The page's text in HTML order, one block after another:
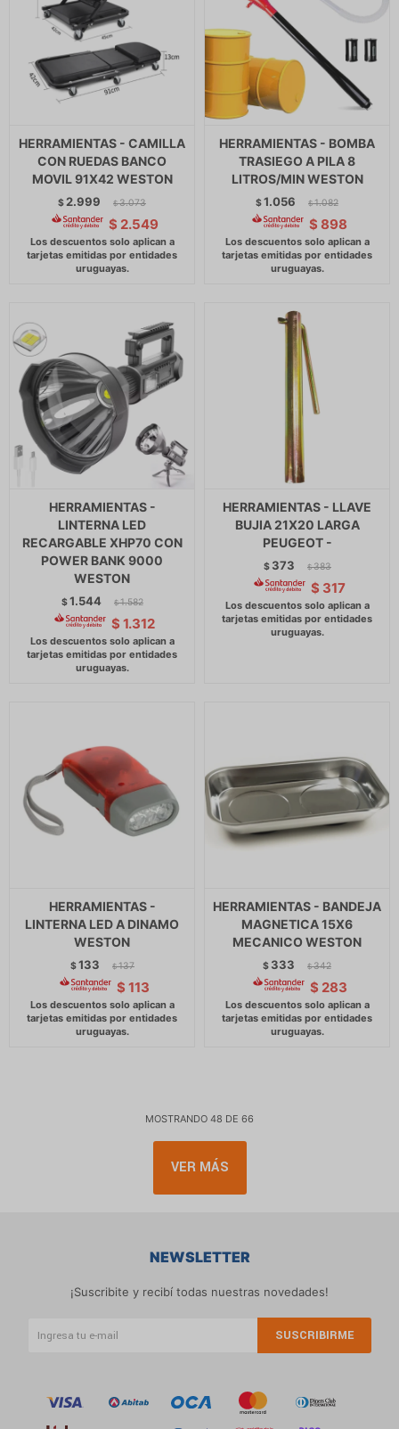
HERRAMIENTAS - CAMILLA
CON RUEDAS BANCO
MOVIL 91X42 WESTON
$ 2.999 $ 3.073
$ 2.549
HERRAMIENTAS - BOMBA
TRASIEGO A PILA 8
LITROS/MIN WESTON
$1.056 $ 1.082
$ 898
HERRAMIENTAS -
LINTERNA LED
RECARGABLE XHP70 CON
POWER BANK 9000
WESTON
$1.544 $ 1.582
$ 1.312
HERRAMIENTAS - LLAVE
BUJIA 21X20 LARGA
PEUGEOT -
$ 373 $ 383
$ 317
HERRAMIENTAS -
LINTERNA LED A DINAMO
WESTON
$133 $ 137
$ 113
HERRAMIENTAS - BANDEJA
MAGNETICA 15X6
MECANICO WESTON
$ 333 $ 342
$ 283
MOSTRANDO 48 DE 66
VER MÁS
NEWSLETTER
¡Suscribite y recibí todas nuestras novedades!
SUSCRIBIRME